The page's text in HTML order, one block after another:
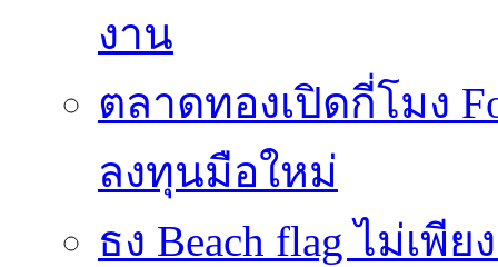
งาน
ตลาดทองเปิดกี่โมง
ลงทุนมือใหม่
ธง Beach flag ไม่เ